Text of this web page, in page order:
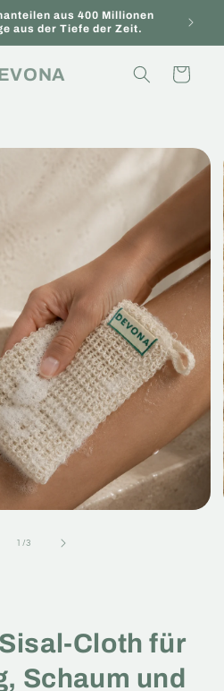
aus 400 Millionen
aus der Tiefe der Zeit.
Neu
Warenkorb
1 /von
3
Cloth für
Schaum und